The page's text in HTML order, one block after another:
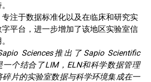
注于数据标准化以及在临床和研究实
平台，进一步增加了该地区实验室信
Sciences推出了Sapio Scientific
一个结合了LIM，ELN和科学数据管理
片的实验室数据与科学环境集成在一